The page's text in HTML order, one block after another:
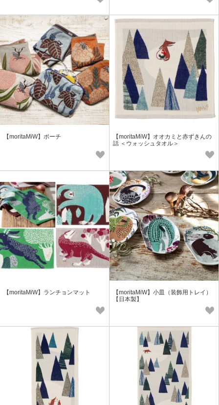
【moritaMiW】ポーチ
【moritaMiW】オオカミと赤ずきんの
話 ＜ウォッシュタオル＞
【moritaMiW】ランチョンマット
【moritaMiW】小皿（装飾用トレイ）
【日本製】